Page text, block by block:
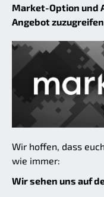
Market-Option und
Angebot
Wir hoffen, dass
wie immer:
Wir sehen uns auf